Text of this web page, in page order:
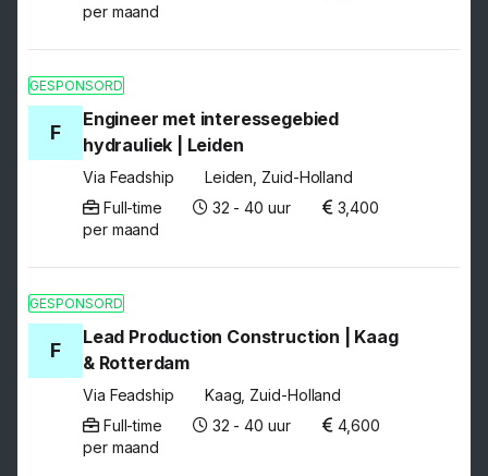
per maand
GESPONSORD
F
Engineer met interessegebied
hydrauliek | Leiden
Via Feadship
Leiden, Zuid-Holland
Full-time
32 - 40 uur
3,400
per maand
GESPONSORD
F
Lead Production Construction | Kaag
& Rotterdam
Via Feadship
Kaag, Zuid-Holland
Full-time
32 - 40 uur
4,600
per maand